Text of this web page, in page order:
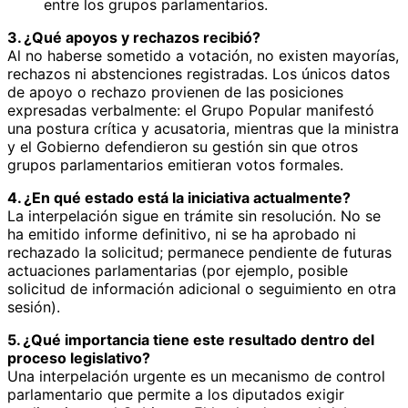
entre los grupos parlamentarios.
3. ¿Qué apoyos y rechazos recibió?
Al no haberse sometido a votación, no existen mayorías,
rechazos ni abstenciones registradas. Los únicos datos
de apoyo o rechazo provienen de las posiciones
expresadas verbalmente: el Grupo Popular manifestó
una postura crítica y acusatoria, mientras que la ministra
y el Gobierno defendieron su gestión sin que otros
grupos parlamentarios emitieran votos formales.
4. ¿En qué estado está la iniciativa actualmente?
La interpelación sigue en trámite sin resolución. No se
ha emitido informe definitivo, ni se ha aprobado ni
rechazado la solicitud; permanece pendiente de futuras
actuaciones parlamentarias (por ejemplo, posible
solicitud de información adicional o seguimiento en otra
sesión).
5. ¿Qué importancia tiene este resultado dentro del
proceso legislativo?
Una interpelación urgente es un mecanismo de control
parlamentario que permite a los diputados exigir